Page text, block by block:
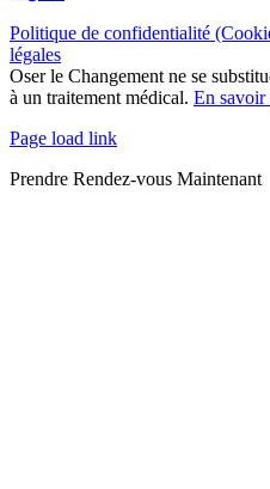
Politique de confidentialité
légales
Oser le Changement ne se
à un traitement médical. En savoir
Page load link
Prendre Rendez-vous Maintenant